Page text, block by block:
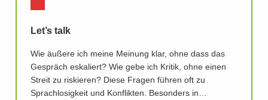
Let’s talk
Wie äußere ich meine Meinung klar, ohne dass das
Gespräch eskaliert? Wie gebe ich Kritik, ohne einen
Streit zu riskieren? Diese Fragen führen oft zu
Sprachlosigkeit und Konflikten. Besonders in…